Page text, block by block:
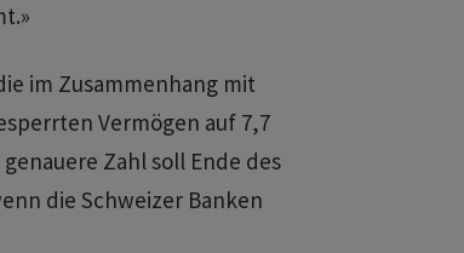
im Zusammenhang mit
Vermögen auf 7,7
Zahl soll Ende des
die Schweizer Banken